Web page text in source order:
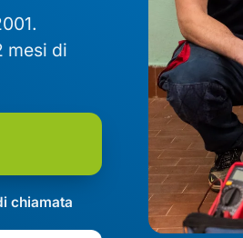
mesi di
chiamata